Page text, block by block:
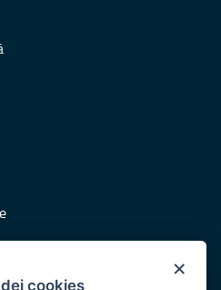
Puglia ×
cookies